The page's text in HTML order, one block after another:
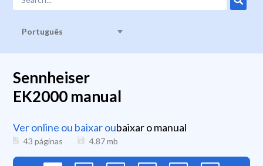
Português
Sennheiser
EK2000 manual
Ver online ou baixar oubaixar o manual
43 páginas 4.87mb